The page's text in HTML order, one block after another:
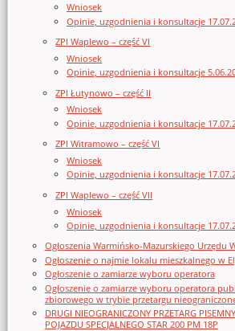
Wniosek
Opinie, uzgodnienia i konsultacje
ZPI Waplewo – część VI
Wniosek
Opinie, uzgodnienia i konsultacje
ZPI Łutynowo – część II
Wniosek
Opinie, uzgodnienia i konsultacje
ZPI Witramowo – część VI
Wniosek
Opinie, uzgodnienia i konsultacje
ZPI Waplewo – część VII
Wniosek
Opinie, uzgodnienia i konsultacje
Ogłoszenia Warmińsko-Mazurskiego Urzędu
Ogłoszenie o najmie lokalu mieszkalnego w
Ogłoszenie o zamiarze wyboru operatora
Ogłoszenie o zamiarze wyboru operatora
zbiorowego w trybie przetargu
DRUGI NIEOGRANICZONY PRZETARG
POJAZDU SPECJALNEGO STAR 200 PM 18P